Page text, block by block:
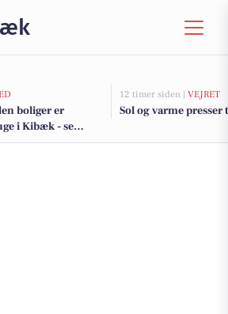
boliger er
i Kibæk - se
12 timer siden | VEJRET
Sol og varme